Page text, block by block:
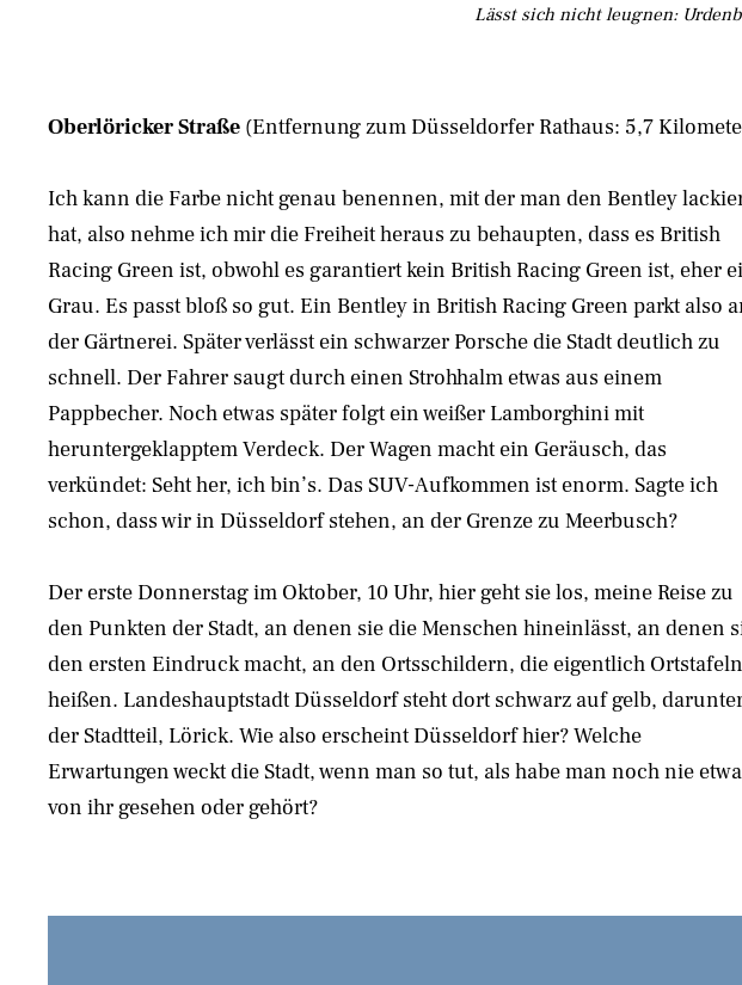
Lässt sich nicht leugnen:
Oberlöricker Straße (Entfernung zum Düsseldorfer Rathaus: 5,7
Ich kann die Farbe nicht genau benennen, mit der man den Bentley
hat, also nehme ich mir die Freiheit heraus zu behaupten, dass es British
Racing Green ist, obwohl es garantiert kein British Racing Green ist, eher
Grau. Es passt bloß so gut. Ein Bentley in British Racing Green parkt also
der Gärtnerei. Später verlässt ein schwarzer Porsche die Stadt deutlich zu
schnell. Der Fahrer saugt durch einen Strohhalm etwas aus einem
Pappbecher. Noch etwas später folgt ein weißer Lamborghini mit
heruntergeklapptem Verdeck. Der Wagen macht ein Geräusch, das
verkündet: Seht her, ich bin’s. Das SUV-Aufkommen ist enorm. Sagte ich
schon, dass wir in Düsseldorf stehen, an der Grenze zu Meerbusch?
Der erste Donnerstag im Oktober, 10 Uhr, hier geht sie los, meine Reise zu
den Punkten der Stadt, an denen sie die Menschen hineinlässt, an denen
den ersten Eindruck macht, an den Ortsschildern, die eigentlich Ortstafeln
heißen. Landeshauptstadt Düsseldorf steht dort schwarz auf gelb,
der Stadtteil, Lörick. Wie also erscheint Düsseldorf hier? Welche
Erwartungen weckt die Stadt, wenn man so tut, als habe man noch nie
von ihr gesehen oder gehört?